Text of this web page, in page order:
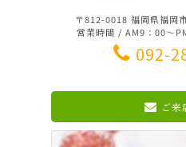
〒812-0018 福岡県福岡
営業時間 / AM9：00～
092-
ご来